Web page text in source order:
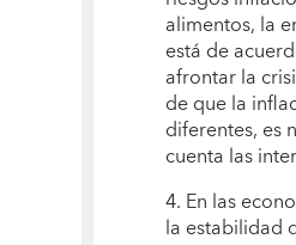
alimentos, la
está de
afrontar la
de que la
diferentes, es
cuenta las
4. En las
la estabilidad